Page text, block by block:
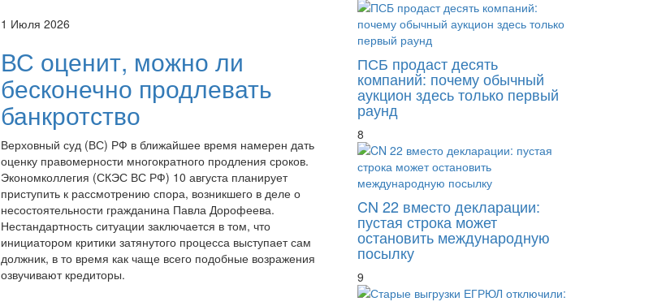
1 Июля 2026
ВС оценит, можно ли
бесконечно продлевать
банкротство
Верховный суд (ВС) РФ в ближайшее время намерен дать
оценку правомерности многократного продления сроков.
Экономколлегия (СКЭС ВС РФ) 10 августа планирует
приступить к рассмотрению спора, возникшего в деле о
несостоятельности гражданина Павла Дорофеева.
Нестандартность ситуации заключается в том, что
инициатором критики затянутого процесса выступает сам
должник, в то время как чаще всего подобные возражения
озвучивают кредиторы.
ПСБ продаст десять
компаний: почему обычный
аукцион здесь только первый
раунд
8
CN 22 вместо декларации:
пустая строка может
остановить международную
посылку
9